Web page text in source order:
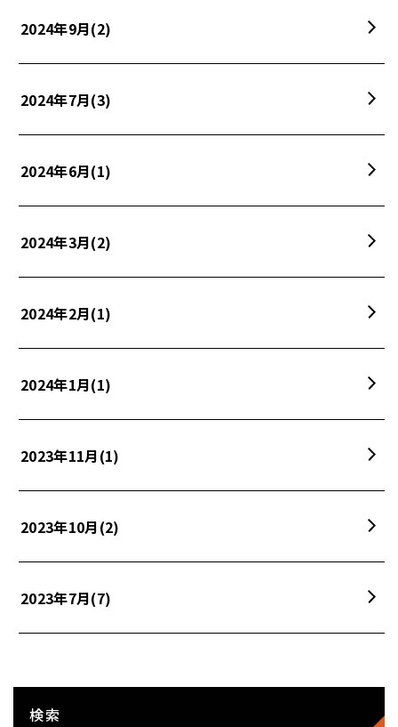
2024年9月(2)
2024年7月(3)
2024年6月(1)
2024年3月(2)
2024年2月(1)
2024年1月(1)
2023年11月(1)
2023年10月(2)
2023年7月(7)
検索